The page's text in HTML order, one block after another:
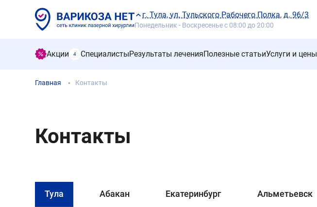
г. Тула, ул. Тульского Рабочего Полка, д. 96/3
Понедельник - Воскресенье с 08:00 до 20:00
Акции 4 СпециалистыРезультаты леченияПолезные статьиУслуги и цены
Главная Контакты
Контакты
Тула Абакан Екатеринбург Альметьевск